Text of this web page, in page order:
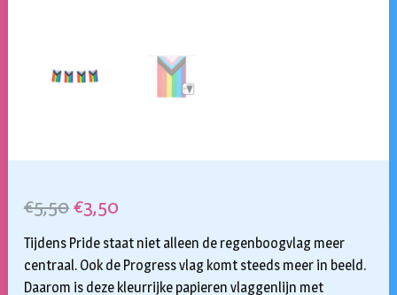
€5,50Oorspronkelijke
prijs
was:
€3,50Huidige
prijs
is:
Tijdens Pride staat niet alleen de regenboogvlag meer
centraal. Ook de Progress vlag komt steeds meer in beeld.
Daarom is deze kleurrijke papieren vlaggenlijn met